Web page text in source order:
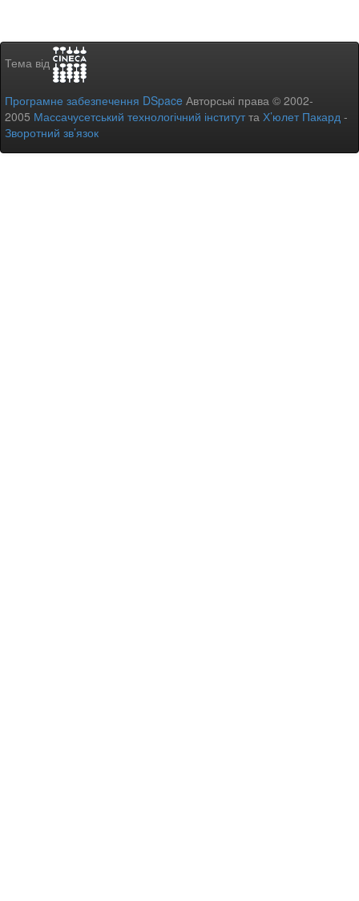
Тема від
Програмне забезпечення DSpace Авторські права © 2002-
2005 Массачусетський технологічний інститутта Х’юлет Пакард -
Зворотний зв’язок